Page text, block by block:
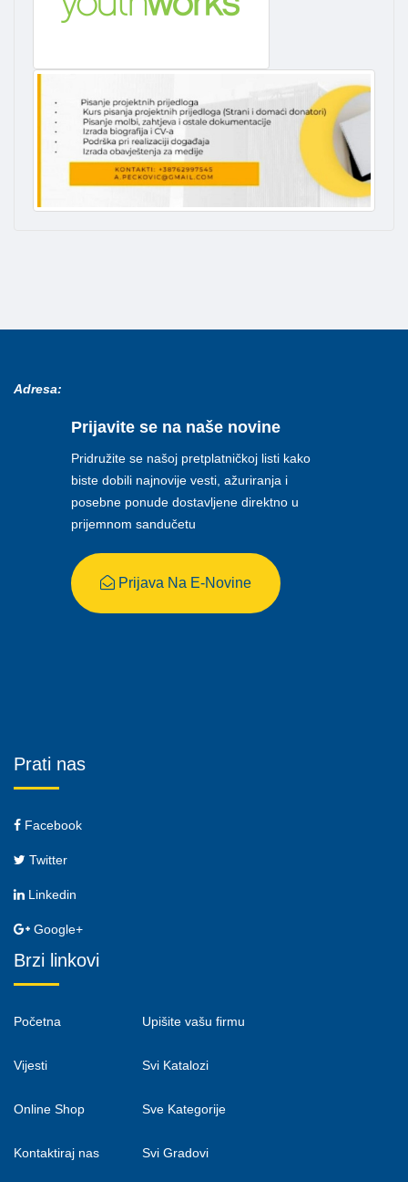
Adresa:
Prijavite se na naše novine
Pridružite se našoj pretplatničkoj listi kako
biste dobili najnovije vesti, ažuriranja i
posebne ponude dostavljene direktno u
prijemnom sandučetu
Prijava Na E-Novine
Prati nas
Facebook
Twitter
Linkedin
Google+
Brzi linkovi
Početna
Vijesti
Online Shop
Kontaktiraj nas
Upišite vašu firmu
Svi Katalozi
Sve Kategorije
Svi Gradovi